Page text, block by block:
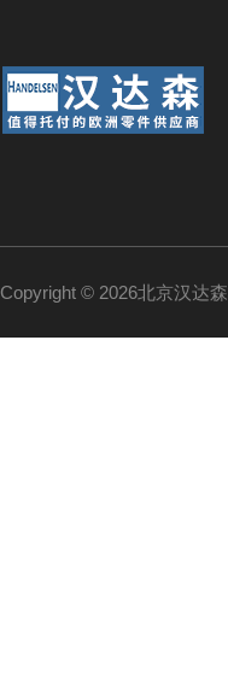
Copyright © 2026北京汉达